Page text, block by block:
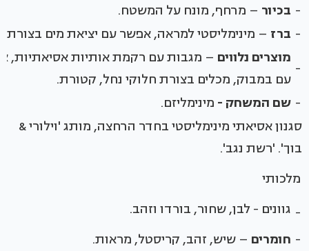
- בכיור – מרחף, מונח על המשטח.
- ברז – מינימליסטי למראה, אפשר עם יציאת מים בצורת
-
מוצרים נלווים – מגבות עם רקמת אותיות אסיאתיות,
עם במבוק, מכלים בצורת חלוקי נחל, קטורת.
- שם המשחק - מינימליזם.
סגנון אסיאתי מינימליסטי בחדר הרחצה, מותג 'וילורי &
בוך'. 'רשת נגב'.
מלכותי
- גוונים - לבן, שחור, בורדו וזהב.
- חומרים – שיש, זהב, קריסטל, מראות.